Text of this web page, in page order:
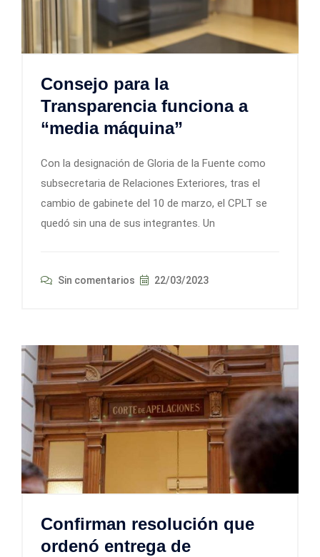
Consejo para la
Transparencia funciona a
“media máquina”
Con la designación de Gloria de la Fuente como
subsecretaria de Relaciones Exteriores, tras el
cambio de gabinete del 10 de marzo, el CPLT se
quedó sin una de sus integrantes. Un
Sin comentarios 22/03/2023
Confirman resolución que
ordenó entrega de